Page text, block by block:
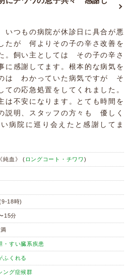
つもの病院が休診日に具合が悪
たが 何よりその子の辛さ改善を
。飼い主としては その子の辛さ
に感謝してます。根本的な病気を
は わかっていた病気ですが そ
ての応急処置をしてくれました。
は不安になります。とても時間を
明、スタッフの方々も 優しく
病院に巡り会えたと感謝してま
《純血》 ( ロングコート・チワワ)
18時)
15分
・すい臓系疾患
ふくれる
ング症候群